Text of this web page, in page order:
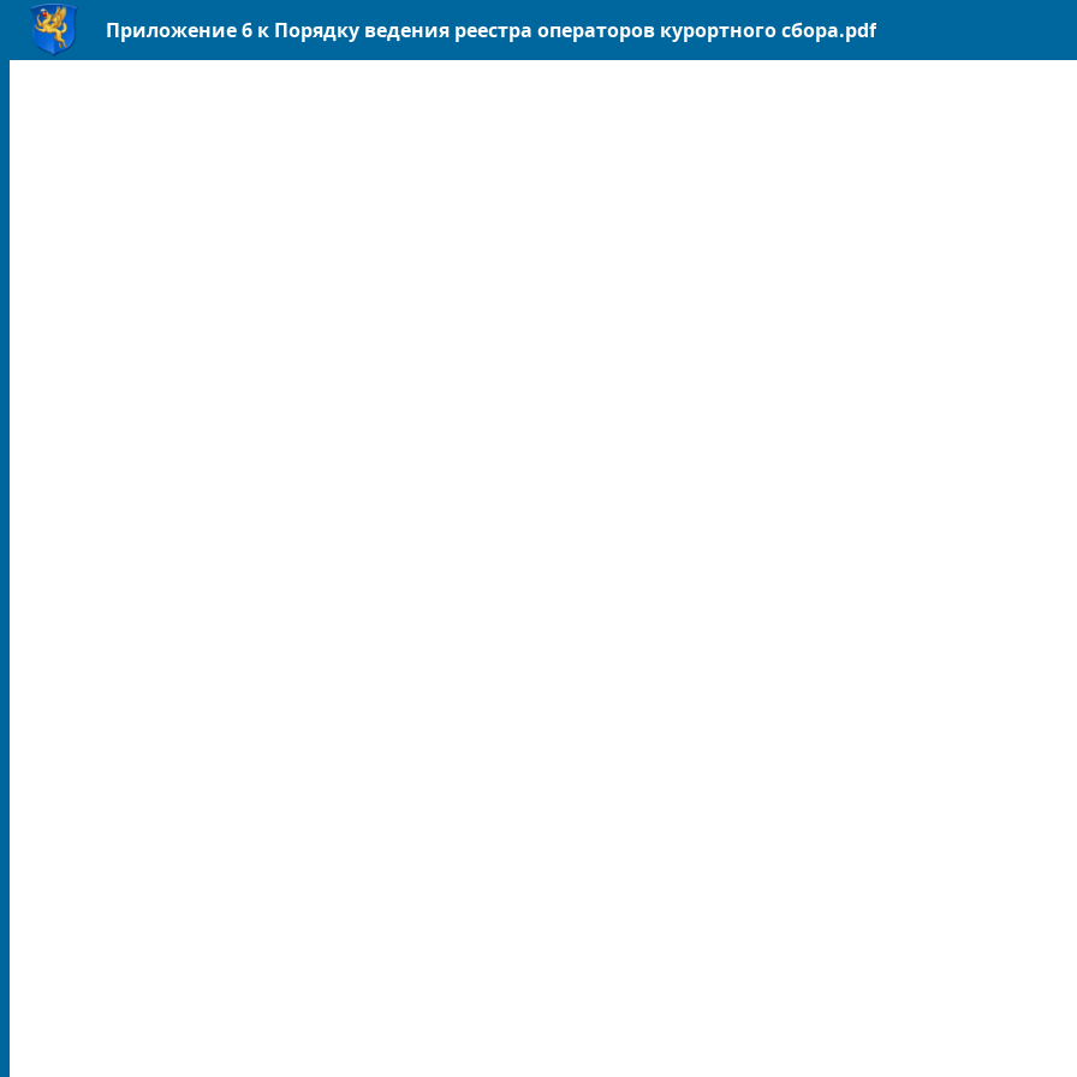
Приложение 6 к Порядку ведения реестра операторов курортного сбора.pdf